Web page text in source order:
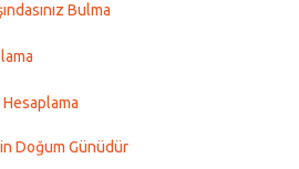
Bulma
Hesaplama
Doğum Günüdür